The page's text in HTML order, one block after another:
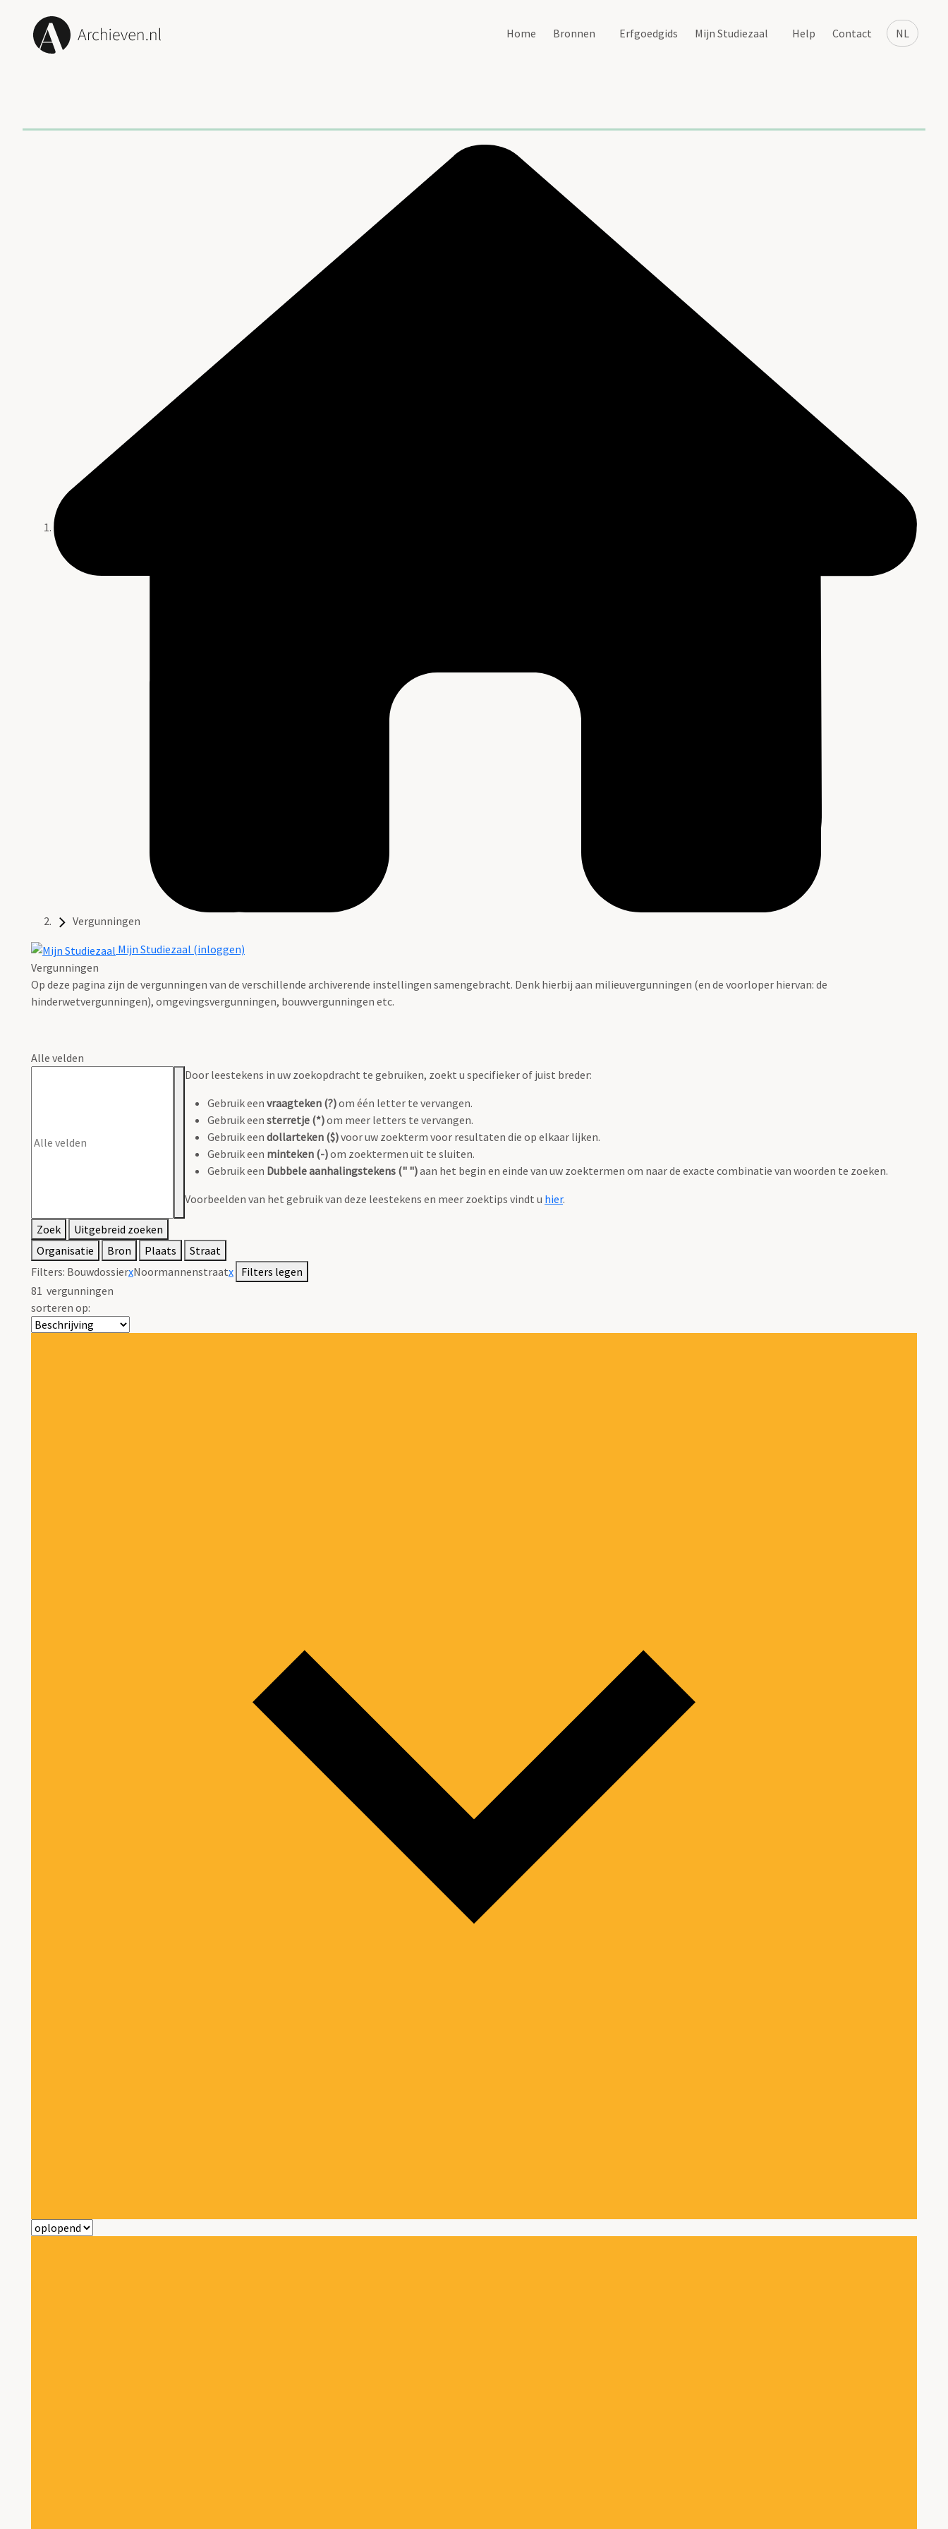
NL
Home Bronnen Erfgoedgids Mijn Studiezaal Help Contact
Vergunningen
Mijn Studiezaal (inloggen)
Vergunningen
Op deze pagina zijn de vergunningen van de verschillende archiverende instellingen samengebracht. Denk hierbij aan milieuvergunningen (en de voorloper hiervan: de
hinderwetvergunningen), omgevingsvergunningen, bouwvergunningen etc.
Alle velden
Door leestekens in uw zoekopdracht te gebruiken, zoekt u specifieker of juist breder:
Gebruik een vraagteken (?)om één letter te vervangen.
Gebruik een sterretje (*)om meer letters te vervangen.
Gebruik een dollarteken ($)voor uw zoekterm voor resultaten die op elkaar lijken.
Gebruik een minteken (-)om zoektermen uit te sluiten.
Gebruik een Dubbele aanhalingstekens (" ")aan het begin en einde van uw zoektermen om naar de exacte combinatie van woorden te zoeken.
Voorbeelden van het gebruik van deze leestekens en meer zoektips vindt u hier.
Zoek
Uitgebreid zoeken
Organisatie
Bron Plaats
Straat
Filters: BouwdossierxNoormannenstraatx Filters legen
81 vergunningen
sorteren op: